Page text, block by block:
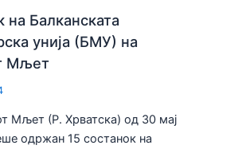
на Балканската
унија (БМУ) на
Мљет
Мљет (Р. Хрватска) од 30 мај
одржан 15 состанок на